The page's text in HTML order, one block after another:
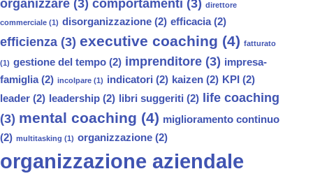
organizzare (3) comportamenti (3) direttore
commerciale (1) disorganizzazione (2) efficacia(2)
efficienza (3) executive coaching (4) fatturato
(1) gestione del tempo (2) imprenditore (3) impresa-
famiglia(2) incolpare (1) indicatori (2) kaizen (2) KPI (2)
leader (2) leadership (2) libri suggeriti (2) life coaching
(3) mental coaching (4) miglioramento continuo
(2) multitasking (1) organizzazione (2)
organizzazione aziendale